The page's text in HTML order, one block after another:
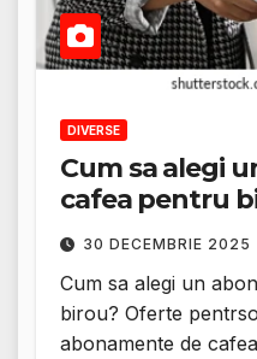
DIVERSE
Cum sa alegi
cafea pentru
30 DECEMBRIE 2025
Cum sa alegi un
birou? Oferte
abonamente de